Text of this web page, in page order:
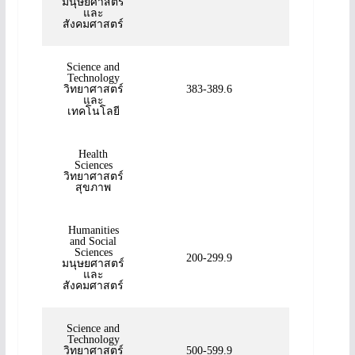
และ
สังคมศาสตร์
Science and
Technology
วิทยาศาสตร์
และ
เทคโนโลยี
383-389.6
Health
Sciences
วิทยาศาสตร์
สุขภาพ
Humanities
and Social
Sciences
มนุษยศาสตร์
และ
สังคมศาสตร์
200-299.9
Science and
Technology
วิทยาศาสตร์
500-599.9